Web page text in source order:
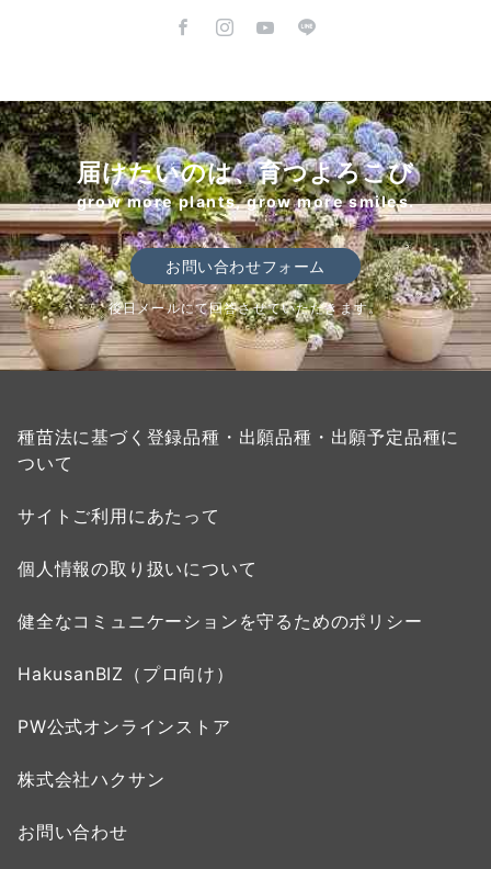
り
届けたいのは、育つよろこび
grow more plants, grow more smiles.
お問い合わせフォーム
後日メールにて回答させていただきます。
種苗法に基づく登録品種・出願品種・出願予定品種に
ついて
サイトご利用にあたって
個人情報の取り扱いについて
健全なコミュニケーションを守るためのポリシー
HakusanBIZ（プロ向け）
PW公式オンラインストア
株式会社ハクサン
お問い合わせ